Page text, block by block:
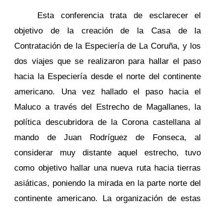
Esta conferencia trata de esclarecer el
objetivo de la creación de la Casa de la
Contratación de la Especiería de La Coruña, y los
dos viajes que se realizaron para hallar el paso
hacia la Especiería desde el norte del continente
americano. Una vez hallado el paso hacia el
Maluco a través del Estrecho de Magallanes, la
política descubridora de la Corona castellana al
mando de Juan Rodríguez de Fonseca, al
considerar muy distante aquel estrecho, tuvo
como objetivo hallar una nueva ruta hacia tierras
asiáticas, poniendo la mirada en la parte norte del
continente americano. La organización de estas